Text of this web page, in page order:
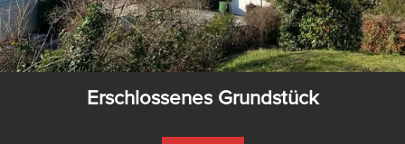
Erschlossenes Grundstück